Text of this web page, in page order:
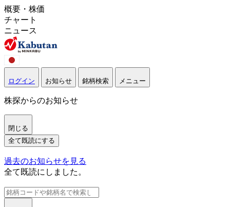
概要・株価
チャート
ニュース
ログイン お知らせ 銘柄検索 メニュー
株探からのお知らせ
閉じる
全て既読にする
過去のお知らせを見る
全て既読にしました。